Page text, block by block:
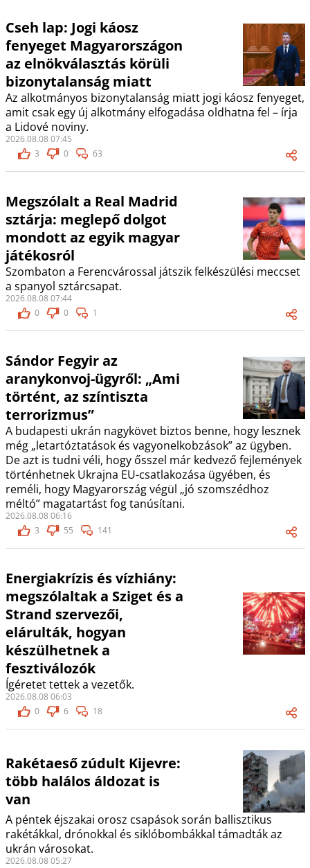
Cseh lap: Jogi káosz
fenyeget Magyarországon
az elnökválasztás körüli
bizonytalanság miatt
Az alkotmányos bizonytalanság miatt jogi káosz fenyeget,
amit csak egy új alkotmány elfogadása oldhatna fel – írja
a Lidové noviny.
2026.08.08 07:45
3
0 63
Megszólalt a Real Madrid
sztárja: meglepő dolgot
mondott az egyik magyar
játékosról
Szombaton a Ferencvárossal játszik felkészülési meccset
a spanyol sztárcsapat.
2026.08.08 07:44
0
0 1
Sándor Fegyir az
aranykonvoj-ügyről: „Ami
történt, az színtiszta
terrorizmus”
A budapesti ukrán nagykövet biztos benne, hogy lesznek
még „letartóztatások és vagyonelkobzások” az ügyben.
De azt is tudni véli, hogy ősszel már kedvező fejlemények
történhetnek Ukrajna EU-csatlakozása ügyében, és
reméli, hogy Magyarország végül „jó szomszédhoz
méltó” magatartást fog tanúsítani.
2026.08.08 06:16
3
55 141
Energiakrízis és vízhiány:
megszólaltak a Sziget és a
Strand szervezői,
elárulták, hogyan
készülhetnek a
fesztiválozók
Ígéretet tettek a vezetők.
2026.08.08 06:03
0
6 18
Rakétaeső zúdult Kijevre:
több halálos áldozat is
van
A péntek éjszakai orosz csapások során ballisztikus
rakétákkal, drónokkal és siklóbombákkal támadták az
ukrán városokat.
2026.08.08 05:27